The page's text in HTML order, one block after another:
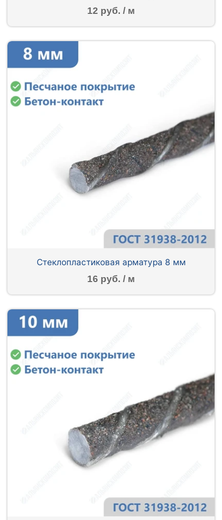
12 руб. / м
Стеклопластиковая арматура 8 мм
16 руб. / м